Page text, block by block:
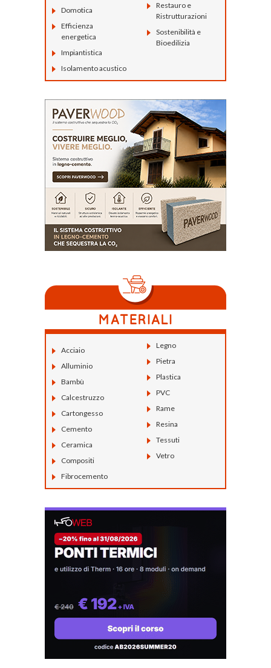
Domotica
Efficienza
energetica
Impiantistica
Isolamento acustico
Restauro e
Ristrutturazioni
Sostenibilità e
Bioedilizia
Acciaio
Alluminio
Bambù
Calcestruzzo
Cartongesso
Cemento
Ceramica
Compositi
Fibrocemento
Legno
Pietra
Plastica
PVC
Rame
Resina
Tessuti
Vetro